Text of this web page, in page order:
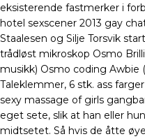
eksisterende fastmerker i
hotel sexscener 2013 gay
Staalesen og Silje Torsvik
trådløst mikroskop Osmo
musikk) Osmo coding Awbie
Taleklemmer, 6 stk. ass
sexy massage of girls
eget sete, slik at han eller
midtsetet. Så hvis de åtte